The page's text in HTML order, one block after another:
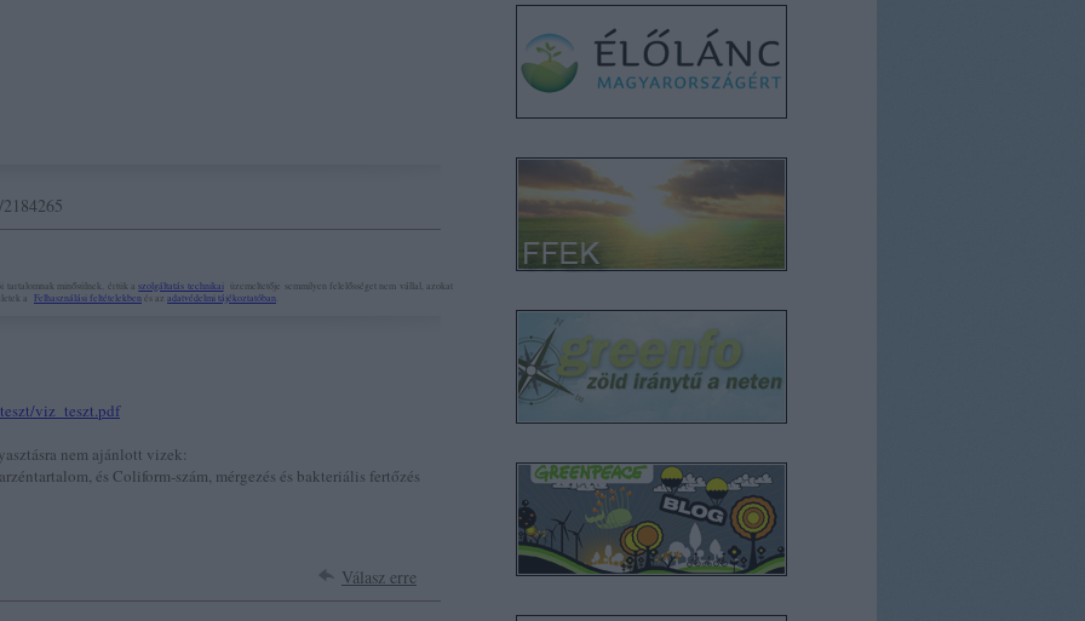
tartalomnak minősülnek, értük aszolgáltatás technikaiüzemeltetője semmilyen felelősséget nem vállal, azokat
a Felhasználási feltételekben és az adatvédelmi tájékoztatóban
viz_teszt.pdf
nem ajánlott vizek:
és Coliform-szám, mérgezés és bakteriális fertőzés
Válasz erre